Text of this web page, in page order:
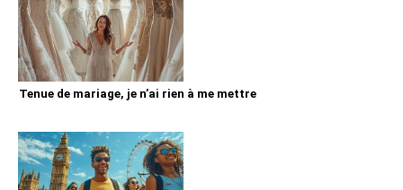
Tenue de mariage, je n’ai rien à me mettre